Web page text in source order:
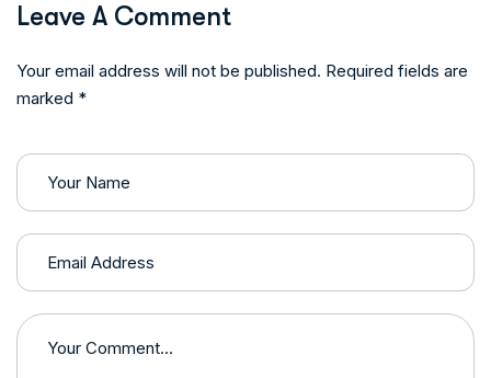
Leave A Comment
Your email address will not be published. Required fields are
marked *